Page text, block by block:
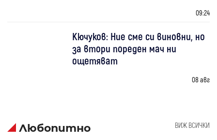
09:24
Кючуков: Ние сме си виновни, но
за втори пореден мач ни
ощетяват
08 авг
Любопитно ВИЖ ВСИЧКИ